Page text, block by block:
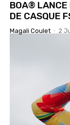
BOA® LANCE
DE CASQUE
Magali Coulet - 2